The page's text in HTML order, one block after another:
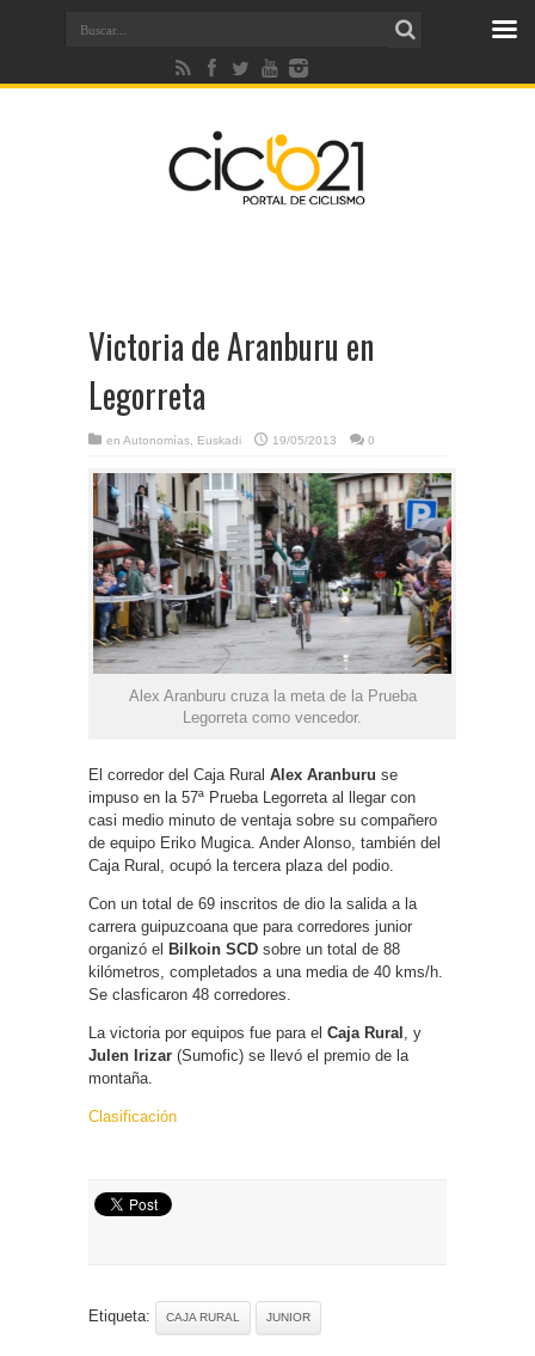
Victoria de Aranburu en
Legorreta
en Autonomías Euskadi 19/05/2013 0
Alex Aranburu cruza la meta de la Prueba
Legorreta como vencedor.
El corredor del Caja Rural Alex Aranburu se
impuso en la 57ª Prueba Legorreta al llegar con
casi medio minuto de ventaja sobre su compañero
de equipo Eriko Mugica. Ander Alonso, también del
Caja Rural, ocupó la tercera plaza del podio.
Con un total de 69 inscritos de dio la salida a la
carrera guipuzcoana que para corredores junior
organizó el Bilkoin SCD sobre un total de 88
kilómetros, completados a una media de 40 kms/h.
Se clasficaron 48 corredores.
La victoria por equipos fue para el Caja Rural
, y
Julen Irizar (Sumofic) se llevó el premio de la
montaña.
Clasificación
Etiqueta: CAJA RURAL JUNIOR